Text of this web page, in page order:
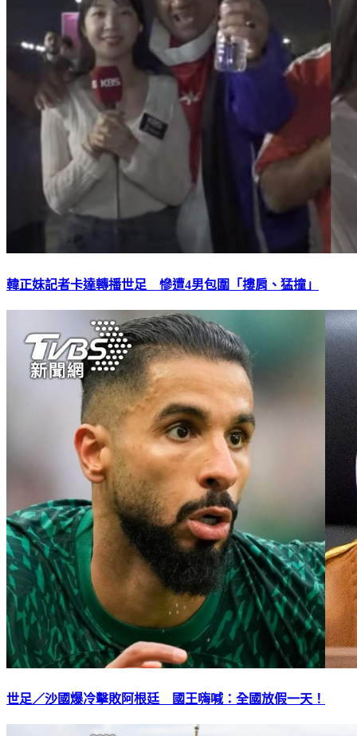
韓正妹記者卡達轉播世足 慘遭4男包圍「摟肩、猛撞」
世足／沙國爆冷擊敗阿根廷 國王嗨喊：全國放假一天！